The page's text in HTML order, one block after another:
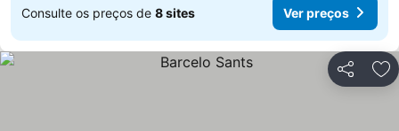
Consulte os preços de 8 sites Ver preços
Partilhar